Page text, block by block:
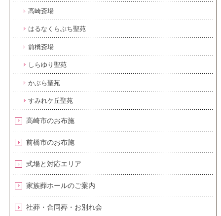
高崎斎場
はるなくらぶち聖苑
前橋斎場
しらゆり聖苑
かぶら聖苑
すみれケ丘聖苑
高崎市のお布施
前橋市のお布施
式場と対応エリア
家族葬ホールのご案内
社葬・合同葬・お別れ会